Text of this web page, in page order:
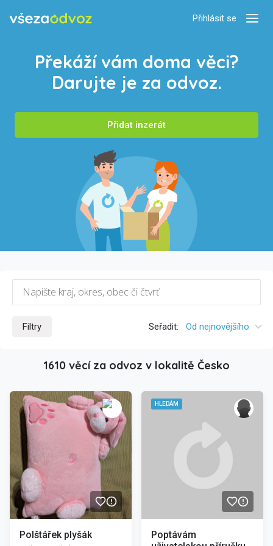
Přihlásit se
Překáží vám doma věci?
Darujte je za odvoz.
Přidat inzerát
Filtry Seřadit: Od nejnovějšího
1610 věcí za odvoz v lokalitě Česko
/>
Polštářek plyšák
HLEDÁM
Poptávám